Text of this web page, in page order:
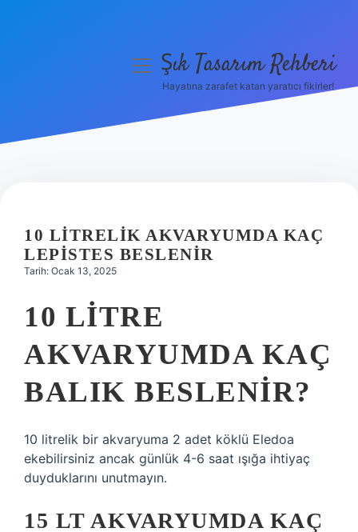
Hakkımızda
menüyüŞık Tasarım Rehberi
Hayatına zarafet katan yaratıcı fikirler!
10 LITRELIK AKVARYUMDA KAÇ
LEPISTES BESLENIR
Tarih: Ocak 13, 2025
10 LITRE
AKVARYUMDA KAÇ
BALIK BESLENIR?
10 litrelik bir akvaryuma 2 adet köklü Eledoa
ekebilirsiniz ancak günlük 4-6 saat ışığa ihtiyaç
duyduklarını unutmayın.
15 LT AKVARYUMDA KAÇ